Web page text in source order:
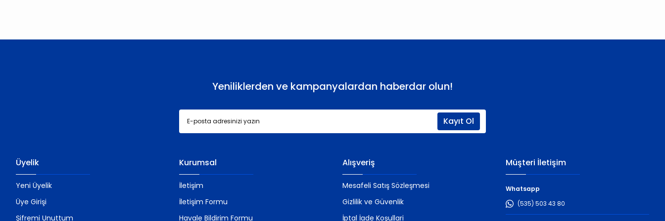
Ürün bilgilerinde hatalar bulunuyor.
Gönder
Yeniliklerden ve kampanyalardan haberdar olun!
Kayıt Ol
Üyelik
Yeni Üyelik
Üye Girişi
Şifremi Unuttum
Kurumsal
İletişim
İletişim Formu
Havale Bildirim Formu
Alışveriş
Mesafeli Satış Sözleşmesi
Gizlilik ve Güvenlik
İptal İade Koşullari
Müşteri İletişim
Whatsapp
(535) 503 43 80